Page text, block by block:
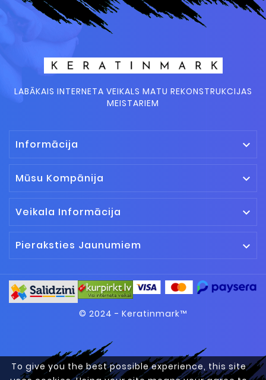
To give you the best possible experience, this site
LABĀKAIS INTERNETA VEIKALS MATU REKONSTRUKCIJAS
MEISTARIEM
Informācija 
Mūsu Kompānija 
Veikala Informācija 
Pieraksties Jaunumiem 
© 2024 - Keratinmark™